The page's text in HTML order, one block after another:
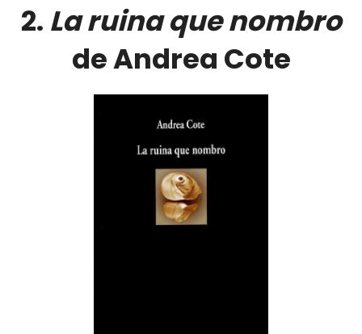
2. La ruina que nombro
de Andrea Cote